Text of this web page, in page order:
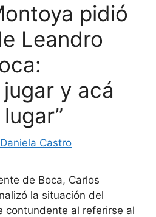
pidió
Leandro
y acá
Daniela Castro
de Boca, Carlos
la situación del
contundente al referirse al